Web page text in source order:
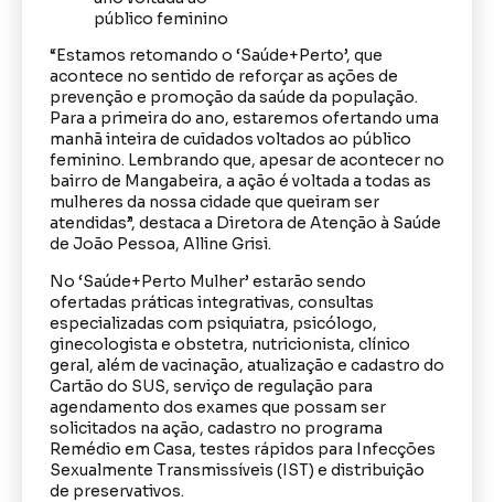
“Estamos retomando o ‘Saúde+Perto’, que
acontece no sentido de reforçar as ações de
prevenção e promoção da saúde da população.
Para a primeira do ano, estaremos ofertando uma
manhã inteira de cuidados voltados ao público
feminino. Lembrando que, apesar de acontecer no
bairro de Mangabeira, a ação é voltada a todas as
mulheres da nossa cidade que queiram ser
atendidas”, destaca a Diretora de Atenção à Saúde
de João Pessoa, Alline Grisi.
No ‘Saúde+Perto Mulher’ estarão sendo
ofertadas práticas integrativas, consultas
especializadas com psiquiatra, psicólogo,
ginecologista e obstetra, nutricionista, clínico
geral, além de vacinação, atualização e cadastro do
Cartão do SUS, serviço de regulação para
agendamento dos exames que possam ser
solicitados na ação, cadastro no programa
Remédio em Casa, testes rápidos para Infecções
Sexualmente Transmissíveis (IST) e distribuição
de preservativos.